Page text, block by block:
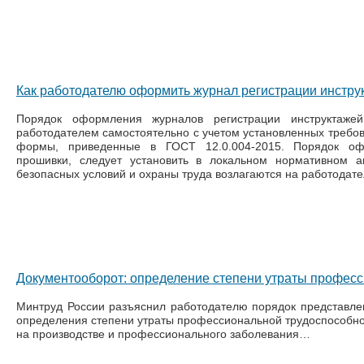
Как работодателю оформить журнал регистрации
Порядок оформления журналов регистрации
работодателем самостоятельно с учетом установленных
формы, приведенные в ГОСТ 12.0.004-2015. Порядок
прошивки, следует установить в локальном нормативном
безопасных условий и охраны труда возлагаются на
Документооборот: определение степени утраты
Минтруд России разъяснил работодателю порядок
определения степени утраты профессиональной
на производстве и профессионального заболевания…